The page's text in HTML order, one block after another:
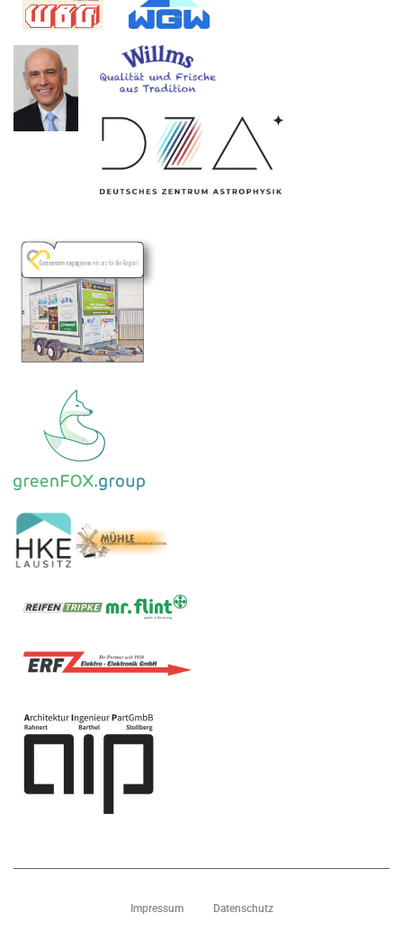
Impressum Datenschutz